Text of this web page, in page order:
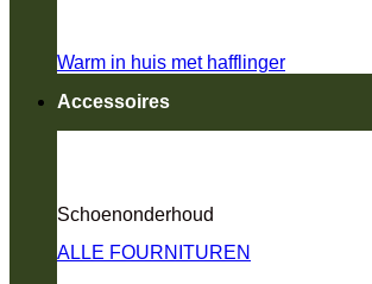
Warm in huis met hafflinger
Accessoires
Schoenonderhoud
ALLE FOURNITUREN